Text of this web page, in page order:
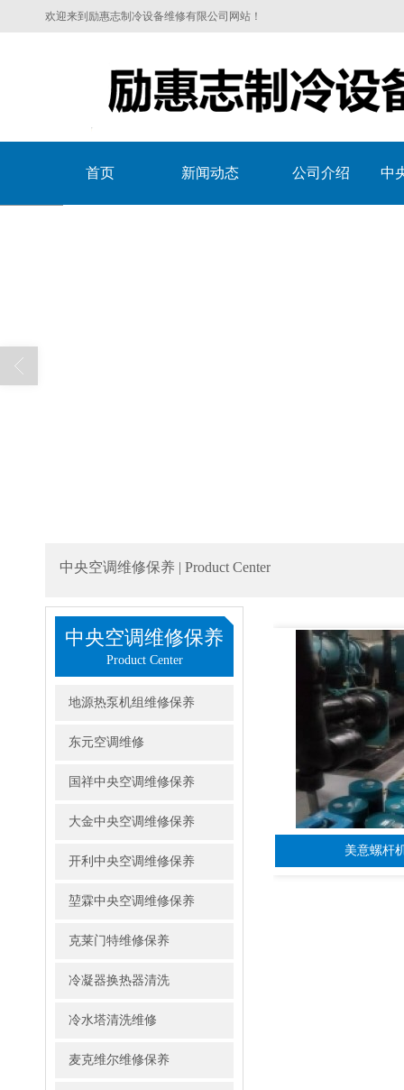
欢迎来到励惠志制冷设备维修有限公司网站！
首页 新闻动态 公司介绍 中
中央空调维修保养 | Product Center
中央空调维修保养
Product Center
地源热泵机组维修保养
东元空调维修
国祥中央空调维修保养
大金中央空调维修保养
开利中央空调维修保养
堃霖中央空调维修保养
克莱门特维修保养
冷凝器换热器清洗
冷水塔清洗维修
麦克维尔维修保养
美意螺杆